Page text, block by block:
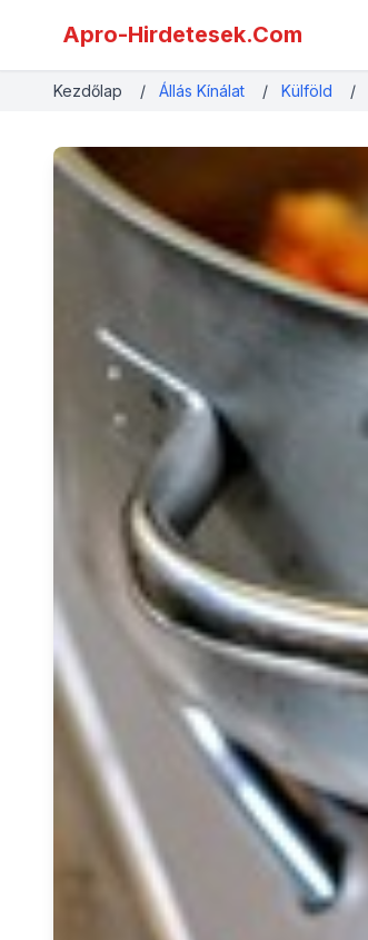
Apro-Hirdetesek.Com
Kezdőlap / Állás Kínálat / Külföld /